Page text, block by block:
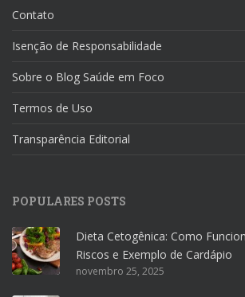
Contato
Isenção de Responsabilidade
Sobre o Blog Saúde em Foco
Termos de Uso
Transparência Editorial
POPULARES POSTS
Dieta Cetogênica: Como
Riscos e Exemplo de Cardápio
novembro 25, 2025